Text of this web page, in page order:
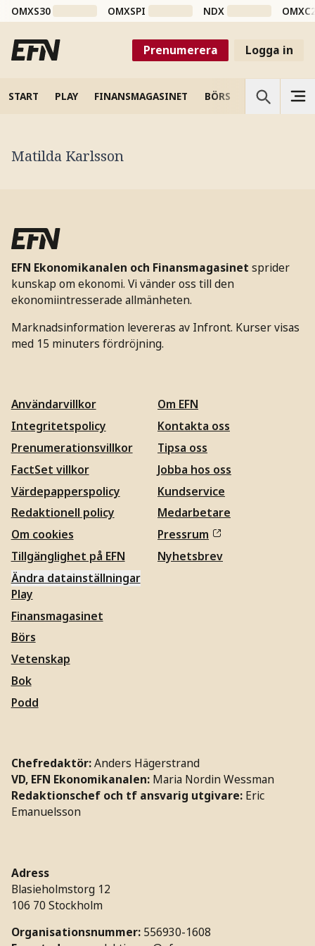
OMXS30 OMXSPI NDX
Prenumerera Logga in
START PLAY FINANSMAGASINET BÖRS VETENSKAP
Matilda Karlsson
EFN Ekonomikanalen och Finansmagasinet sprider
kunskap om ekonomi. Vi vänder oss till den
ekonomiintresserade allmänheten.
Marknadsinformation levereras av Infront. Kurser visas
med 15 minuters fördröjning.
Användarvillkor
Integritetspolicy
Prenumerationsvillkor
FactSet villkor
Värdepapperspolicy
Redaktionell policy
Om cookies
Tillgänglighet på EFN
Ändra datainställningar
Om EFN
Kontakta oss
Tipsa oss
Jobba hos oss
Kundservice
Medarbetare
Pressrum
Nyhetsbrev
Play
Finansmagasinet
Börs
Vetenskap
Bok
Podd
Chefredaktör:Anders Hägerstrand
VD, EFN Ekonomikanalen: Maria Nordin Wessman
Redaktionschef och tf ansvarig utgivare: Eric
Emanuelsson
Adress
Blasieholmstorg 12
106 70 Stockholm
Organisationsnummer: 556930-1608